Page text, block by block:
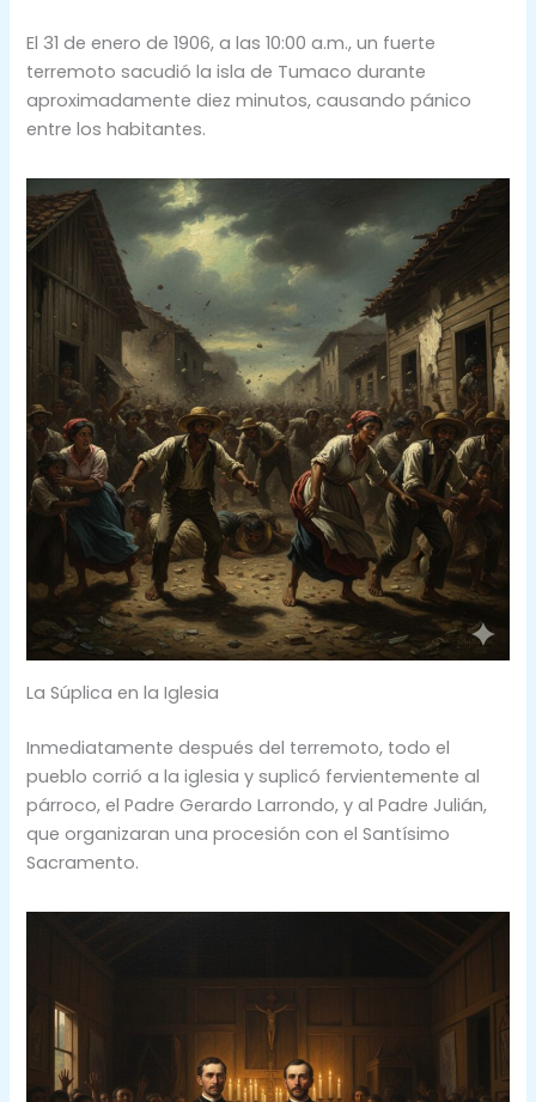
El 31 de enero de 1906, a las 10:00 a.m., un fuerte
terremoto sacudió la isla de Tumaco durante
aproximadamente diez minutos, causando pánico
entre los habitantes.
La Súplica en la Iglesia
Inmediatamente después del terremoto, todo el
pueblo corrió a la iglesia y suplicó fervientemente al
párroco, el Padre Gerardo Larrondo, y al Padre Julián,
que organizaran una procesión con el Santísimo
Sacramento.